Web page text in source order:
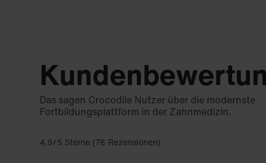
Das sagen Crocodile Nutzer über die modernste
Fortbildungsplattform in der Zahnmedizin.
4,9/5 Sterne (76 Rezensionen)